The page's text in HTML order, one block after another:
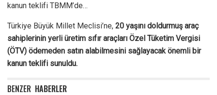
kanun teklifi TBMM’de…
Türkiye Büyük Millet Meclisi’ne, 20 yaşını doldurmuş araç
sahiplerinin yerli üretim sıfır araçları Özel Tüketim Vergisi
(ÖTV) ödemeden satın alabilmesini sağlayacak önemli bir
kanun teklifi sunuldu.
BENZER HABERLER